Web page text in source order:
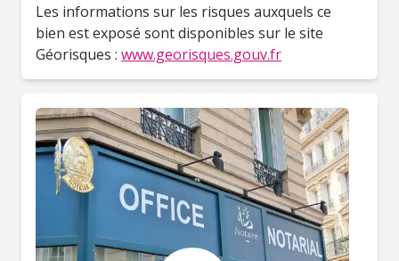
Les informations sur les risques auxquels ce
bien est exposé sont disponibles sur le site
Géorisques : www.georisques.gouv.fr